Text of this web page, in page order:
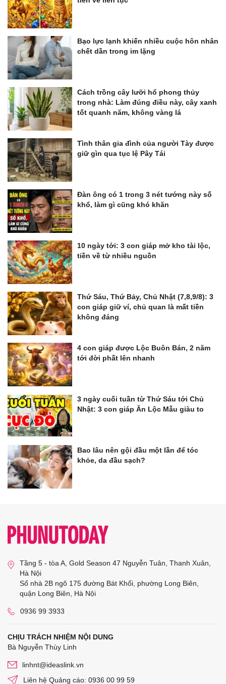
Bạo lực lạnh khiến nhiều cuộc hôn nhân
chết dần trong im lặng
Cách trồng cây lưỡi hổ phong thủy
trong nhà: Làm đúng điều này, cây xanh
tốt quanh năm, không vàng lá
Tình thân gia đình của người Tày được
giữ gìn qua tục lệ Pây Tái
Đàn ông có 1 trong 3 nét tướng này số
khổ, làm gì cũng khó khăn
10 ngày tới: 3 con giáp mở kho tài lộc,
tiền về từ nhiều nguồn
Thứ Sáu, Thứ Bảy, Chủ Nhật (7,8,9/8): 3
con giáp giữ ví, chủ quan là mất tiền
không đáng
4 con giáp được Lộc Buôn Bán, 2 năm
tới đời phất lên nhanh
3 ngày cuối tuần từ Thứ Sáu tới Chủ
Nhật: 3 con giáp Ăn Lộc Mẫu giàu to
Bao lâu nên gội đầu một lần để tóc
khỏe, da đầu sạch?
Tầng 5 - tòa A, Gold Season 47 Nguyễn Tuân, Thanh Xuân,
Hà Nội
Số nhà 2B ngõ 175 đường Bát Khối, phường Long Biên,
quận Long Biên, Hà Nội
0936 99 3933
CHỊU TRÁCH NHIỆM NỘI DUNG
Bà Nguyễn Thùy Linh
linhnt@ideaslink.vn
Liên hệ Quảng cáo: 0936 00 99 59